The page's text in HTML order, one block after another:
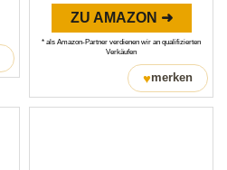
ZU AMAZON ➜
* als Amazon-Partner verdienen wir an qualifizierten
Verkäufen
♥merken